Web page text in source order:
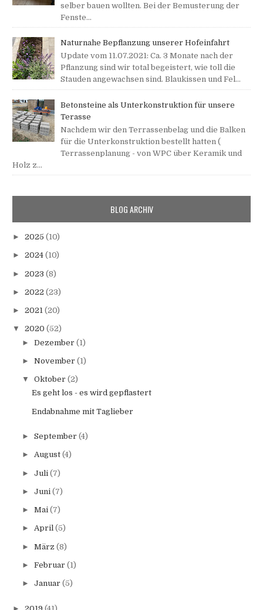
selber bauen wollten. Bei der Bemusterung der
Fenste...
Naturnahe Bepflanzung unserer Hofeinfahrt
Update vom 11.07.2021: Ca. 3 Monate nach der
Pflanzung sind wir total begeistert, wie toll die
Stauden angewachsen sind. Blaukissen und Fel...
Betonsteine als Unterkonstruktion für unsere
Terasse
Nachdem wir den Terrassenbelag und die Balken
für die Unterkonstruktion bestellt hatten (
Terrassenplanung - von WPC über Keramik und
Holz z...
BLOG ARCHIV
►2025(10)
►2024(10)
►2023(8)
►2022(23)
►2021(20)
▼2020(52)
► Dezember (1)
► November (1)
▼ Oktober (2)
Es geht los - es wird gepflastert
Endabnahme mit Taglieber
► September (4)
► August (4)
► Juli (7)
► Juni (7)
► Mai (7)
► April (5)
► März (8)
► Februar (1)
► Januar (5)